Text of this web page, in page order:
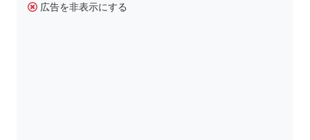
広告を非表示にする